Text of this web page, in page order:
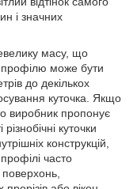
і значних
масу, що
може бути
до декількох
куточка. Якщо
виробник пропонує
куточки
конструкцій,
часто